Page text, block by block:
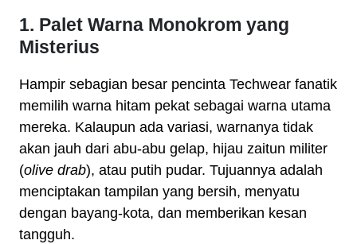
1. Palet Warna Monokrom yang
Misterius
Hampir sebagian besar pencinta Techwear fanatik
memilih warna hitam pekat sebagai warna utama
mereka. Kalaupun ada variasi, warnanya tidak
akan jauh dari abu-abu gelap, hijau zaitun militer
(olive drab), atau putih pudar. Tujuannya adalah
menciptakan tampilan yang bersih, menyatu
dengan bayang-kota, dan memberikan kesan
tangguh.